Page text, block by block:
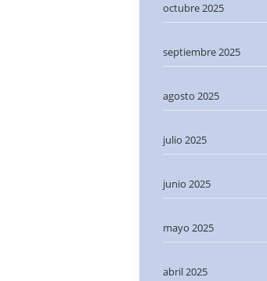
octubre 2025
septiembre 2025
agosto 2025
julio 2025
junio 2025
mayo 2025
abril 2025